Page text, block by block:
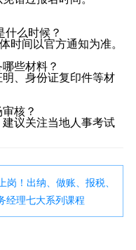
么时候？
时间以官方通知为准。
些材料？
、身份证复印件等材
核？
议关注当地人事考试
！出纳、做账、报税、
经理七大系列课程